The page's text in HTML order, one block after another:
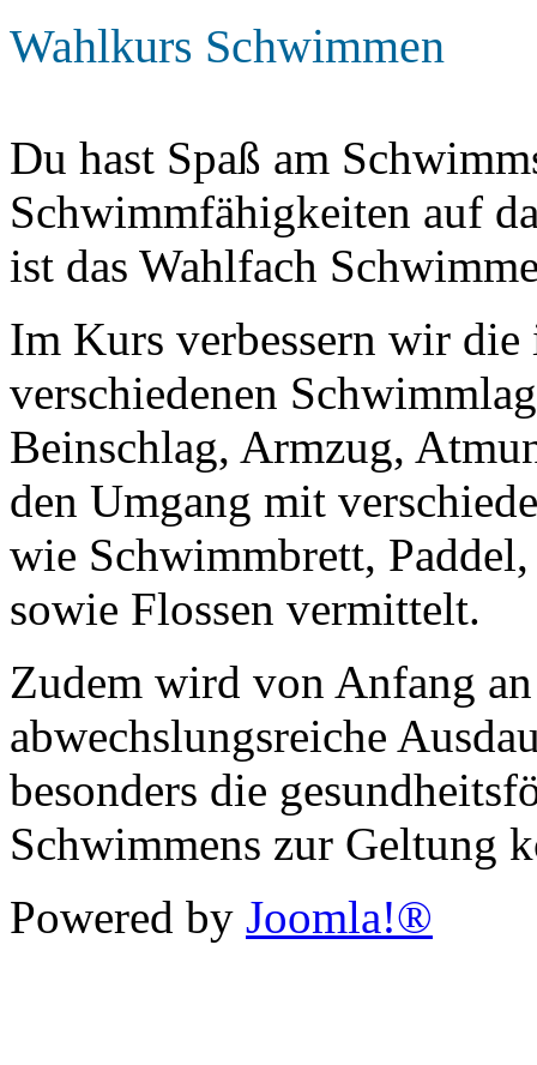
Wahlkurs Schwimmen
Du hast Spaß am
Schwimmfähigkeiten auf
ist das Wahlfach
Im Kurs verbessern wir
verschiedenen
Beinschlag, Armzug,
den Umgang mit
wie Schwimmbrett,
sowie Flossen vermittelt.
Zudem wird von Anfang
abwechslungsreiche
besonders die
Schwimmens zur Geltung
Powered by Joomla!®